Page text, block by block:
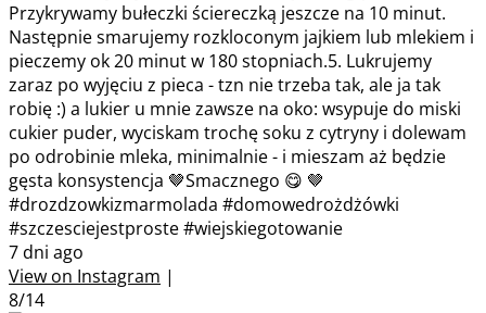
Przykrywamy bułeczki ściereczką jeszcze na 10 minut.
Następnie smarujemy rozkloconym jajkiem lub mlekiem i
pieczemy ok 20 minut w 180 stopniach.5. Lukrujemy
zaraz po wyjęciu z pieca - tzn nie trzeba tak, ale ja tak
robię :) a lukier u mnie zawsze na oko: wsypuje do miski
cukier puder, wyciskam trochę soku z cytryny i dolewam
po odrobinie mleka, minimalnie - i mieszam aż będzie
gęsta konsystencja 🤎Smacznego 😋 🤎
#drozdzowkizmarmolada #domowedrożdżówki
#szczesciejestproste #wiejskiegotowanie
7 dni ago
View on Instagram |
8/14